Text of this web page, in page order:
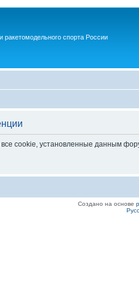
спорта России
все cookie, установленные данным
Создано на основе